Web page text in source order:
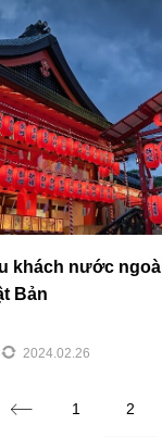
khách nước
Bản
2024.02.26
1 2